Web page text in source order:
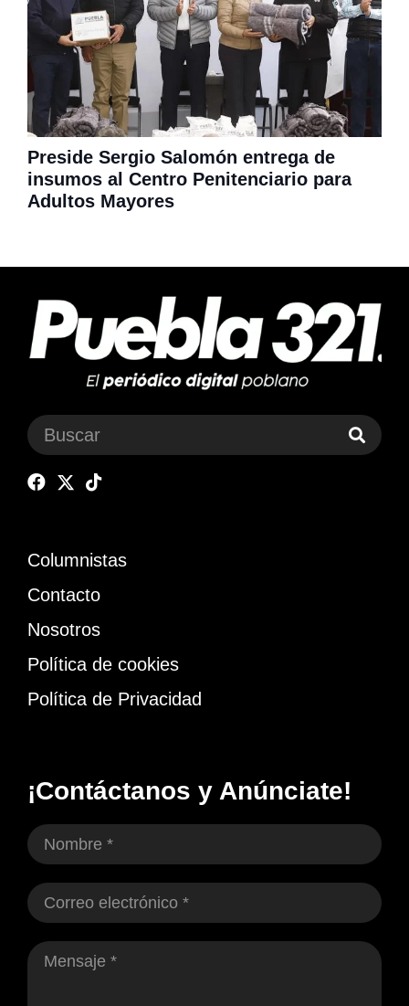
Preside Sergio Salomón entrega de
insumos al Centro Penitenciario para
Adultos Mayores
Columnistas
Contacto
Nosotros
Política de cookies
Política de Privacidad
¡Contáctanos y Anúnciate!